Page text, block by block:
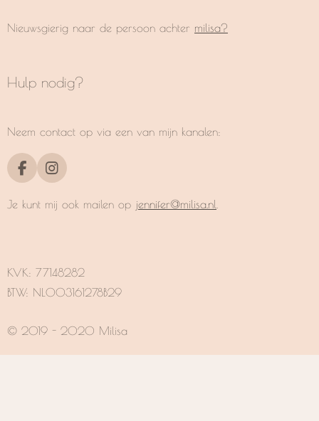
Nieuwsgierig naar de persoon achter milisa?
Hulp nodig?
Neem contact op via een van mijn kanalen:
F
a
c
k
I
n
s
a
Je kunt mij ook mailen op jennifer@milisa.nl
KVK: 77148282
BTW: NL003161278B29
© 2019 - 2020 Milisa